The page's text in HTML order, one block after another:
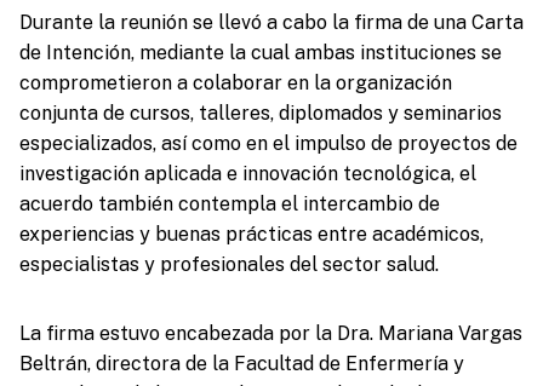
Durante la reunión se llevó a cabo la firma de una Carta
de Intención, mediante la cual ambas instituciones se
comprometieron a colaborar en la organización
conjunta de cursos, talleres, diplomados y seminarios
especializados, así como en el impulso de proyectos de
investigación aplicada e innovación tecnológica, el
acuerdo también contempla el intercambio de
experiencias y buenas prácticas entre académicos,
especialistas y profesionales del sector salud.
La firma estuvo encabezada por la Dra. Mariana Vargas
Beltrán, directora de la Facultad de Enfermería y